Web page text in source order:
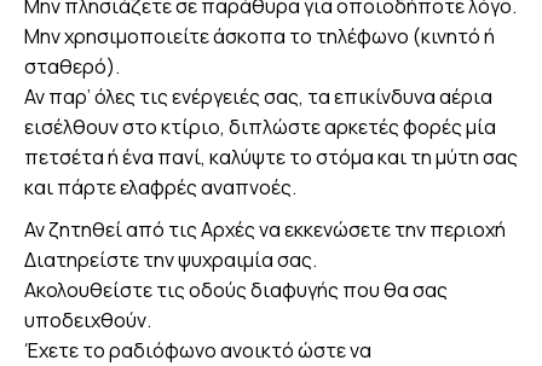
Μην πλησιάζετε σε παράθυρα για οποιοδήποτε λόγο.
Μην χρησιμοποιείτε άσκοπα το τηλέφωνο (κινητό ή
σταθερό).
Αν παρ’ όλες τις ενέργειές σας, τα επικίνδυνα αέρια
εισέλθουν στο κτίριο, διπλώστε αρκετές φορές μία
πετσέτα ή ένα πανί, καλύψτε το στόμα και τη μύτη σας
και πάρτε ελαφρές αναπνοές.
Αν ζητηθεί από τις Αρχές να εκκενώσετε την περιοχή
Διατηρείστε την ψυχραιμία σας.
Ακολουθείστε τις οδούς διαφυγής που θα σας
υποδειχθούν.
Έχετε το ραδιόφωνο ανοικτό ώστε να